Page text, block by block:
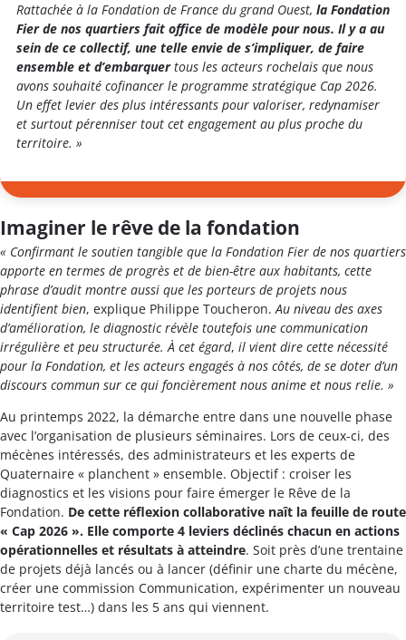
Rattachée à la Fondation de France du grand Ouest, la Fondation
Fier de nos quartiers fait office de modèle pour nous. Il y a au
sein de ce collectif, une telle envie de s’impliquer, de faire
ensemble et d’embarquertous les acteurs rochelais que nous
avons souhaité cofinancer le programme stratégique Cap 2026.
Un effet levier des plus intéressants pour valoriser, redynamiser
et surtout pérenniser tout cet engagement au plus proche du
territoire. »
Imaginer le rêve de la fondation
« Confirmant le soutien tangible que la Fondation Fier de nos quartiers
apporte en termes de progrès et de bien-être aux habitants, cette
phrase d’audit montre aussi que les porteurs de projets nous
identifient bien, explique Philippe Toucheron.Au niveau des axes
d’amélioration, le diagnostic révèle toutefois une communication
irrégulière et peu structurée. À cet égard, il vient dire cette nécessité
pour la Fondation, et les acteurs engagés à nos côtés, de se doter d’un
discours commun sur ce qui foncièrement nous anime et nous relie. »
Au printemps 2022, la démarche entre dans une nouvelle phase
avec l’organisation de plusieurs séminaires. Lors de ceux-ci, des
mécènes intéressés, des administrateurs et les experts de
Quaternaire « planchent » ensemble. Objectif : croiser les
diagnostics et les visions pour faire émerger le Rêve de la
Fondation. De cette réflexion collaborative naît la feuille de route
« Cap 2026 ». Elle comporte 4 leviers déclinés chacun en actions
opérationnelles et résultats à atteindre. Soit près d’une trentaine
de projets déjà lancés ou à lancer (définir une charte du mécène,
créer une commission Communication, expérimenter un nouveau
territoire test…) dans les 5 ans qui viennent.